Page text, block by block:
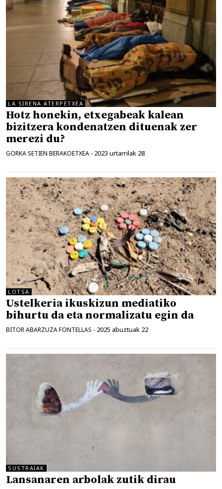
LA SIRENA ATERPETXEA
Hotz honekin, etxegabeak kalean
bizitzera kondenatzen dituenak zer
merezi du?
GORKA SETIEN BERAKOETXEA - 2023 urtarrilak 28
LOTSA
Ustelkeria ikuskizun mediatiko
bihurtu da eta normalizatu egin da
BITOR ABARZUZA FONTELLAS - 2025 abuztuak 22
SUSTRAIAK
Lansanaren arbolak zutik dirau